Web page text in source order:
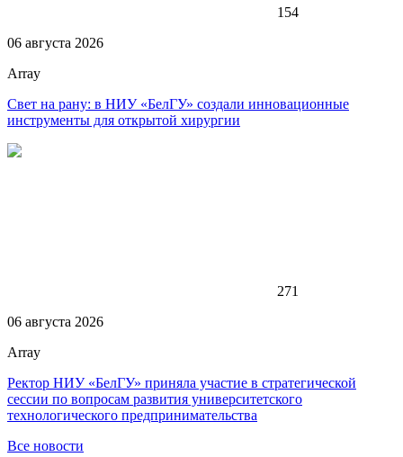
154
06 августа 2026
Array
Свет на рану: в НИУ «БелГУ» создали инновационные
инструменты для открытой хирургии
271
06 августа 2026
Array
Ректор НИУ «БелГУ» приняла участие в стратегической
сессии по вопросам развития университетского
технологического предпринимательства
Все новости